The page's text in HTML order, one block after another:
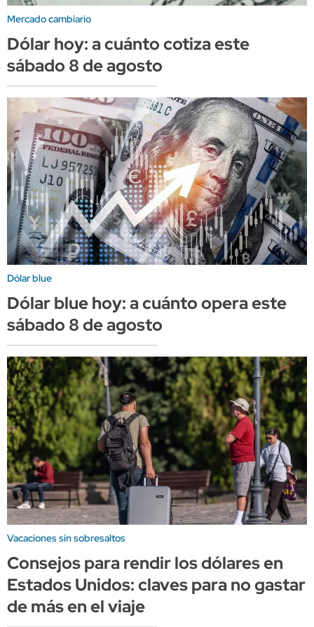
Mercado cambiario
Dólar hoy: a cuánto cotiza este
sábado 8 de agosto
Dólar blue
Dólar blue hoy: a cuánto opera este
sábado 8 de agosto
Vacaciones sin sobresaltos
Consejos para rendir los dólares en
Estados Unidos: claves para no gastar
de más en el viaje